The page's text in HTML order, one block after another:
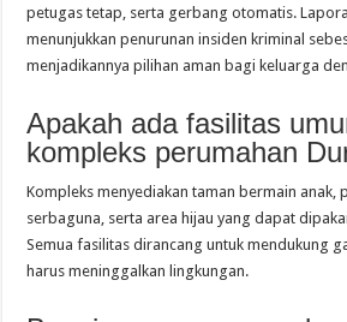
petugas tetap, serta gerbang otomatis.
menunjukkan penurunan insiden kriminal
menjadikannya pilihan aman bagi keluarga
Apakah ada fasilitas
kompleks perumahan
Kompleks menyediakan taman bermain anak,
serbaguna, serta area hijau yang dapat
Semua fasilitas dirancang untuk mendukung
harus meninggalkan lingkungan.